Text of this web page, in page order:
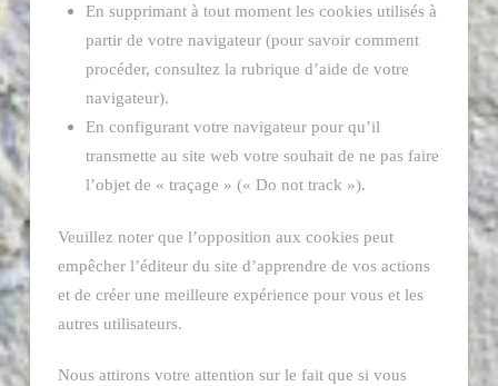
En supprimant à tout moment les cookies utilisés à
partir de votre navigateur (pour savoir comment
procéder, consultez la rubrique d’aide de votre
navigateur).
En configurant votre navigateur pour qu’il
transmette au site web votre souhait de ne pas faire
l’objet de « traçage » (« Do not track »).
Veuillez noter que l’opposition aux cookies peut
empêcher l’éditeur du site d’apprendre de vos actions
et de créer une meilleure expérience pour vous et les
autres utilisateurs.
Nous attirons votre attention sur le fait que si vous